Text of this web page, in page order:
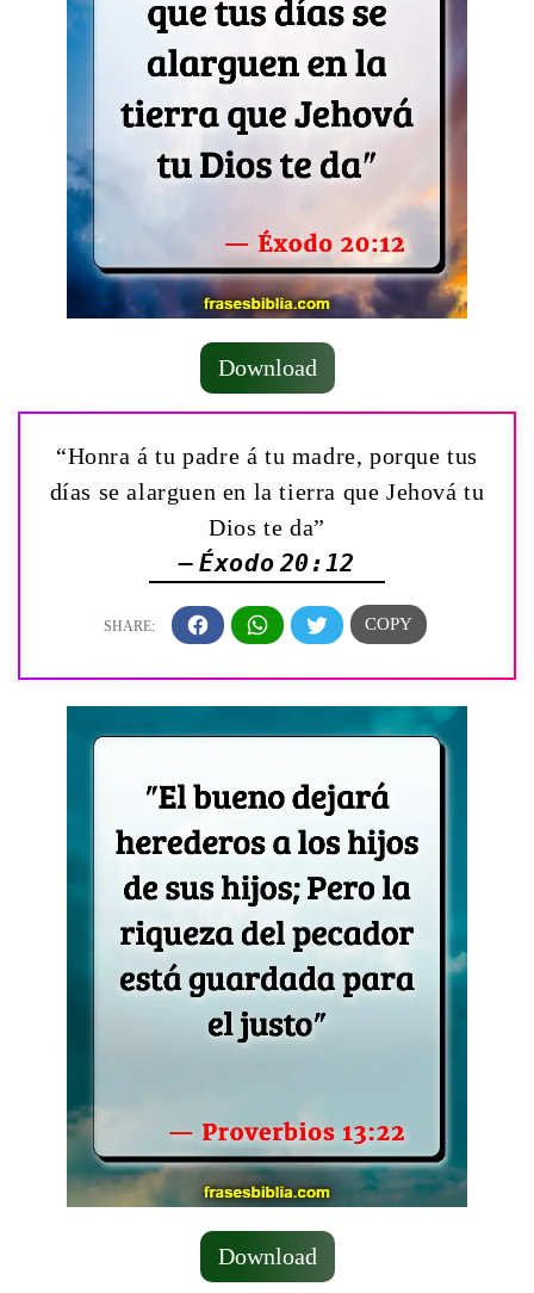
Download
“Honra á tu padre á tu madre, porque tus
días se alarguen en la tierra que Jehová tu
Dios te da”
— Éxodo 20:12
Download